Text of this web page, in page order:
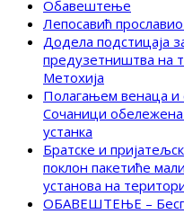
Обавештење
Лепосавић
Додела подстицаја
предузетништва на
Метохија
Полагањем венаца и
Сочаници
устанка
Братске и
поклон пакетиће
установа на
ОБАВЕШТЕЊЕ –